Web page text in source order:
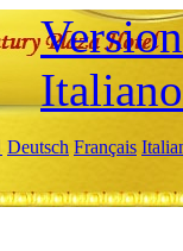
Italiano
Deutsch Français